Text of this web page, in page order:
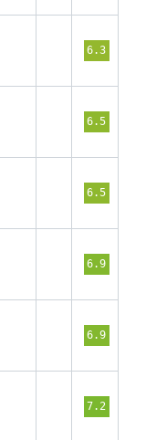
6.3
6.5
6.5
6.9
6.9
7.2